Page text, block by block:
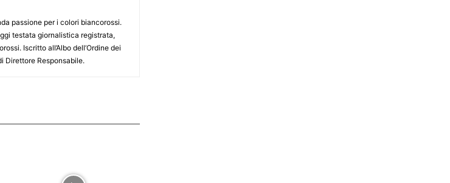
passione per i colori biancorossi.
testata giornalistica registrata,
Iscritto all’Albo dell’Ordine dei
Direttore Responsabile.